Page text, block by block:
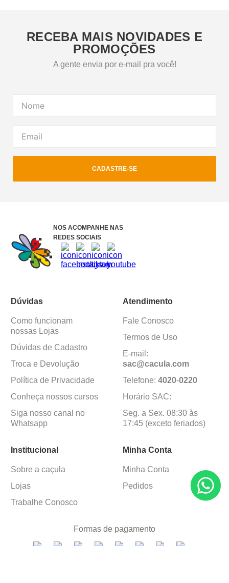
RECEBA MAIS NOVIDADES E
PROMOÇÕES
A gente envia por e-mail pra você!
CADASTRE-SE
NOS ACOMPANHE NAS
REDES SOCIAIS
Dúvidas
Como funcionam
nossas Lojas
Dúvidas de Cadastro
Troca e Devolução
Política de Privacidade
Conheça nossos cursos
Siga nosso canal no
Whatsapp
Atendimento
Fale Conosco
Termos de Uso
E-mail:
sac@cacula.com
Telefone: 4020-0220
Horário SAC:
Seg. a Sex. 08:30 às
17:45 (exceto feriados)
Institucional
Sobre a caçula
Lojas
Trabalhe Conosco
Minha Conta
Minha Conta
Pedidos
Formas de pagamento